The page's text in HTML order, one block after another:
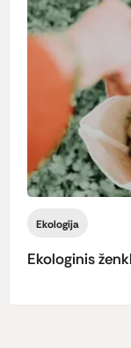
Ekologija
Ekologinis